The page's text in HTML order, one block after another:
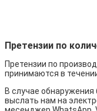
Претензии по
Претензии по
принимаются в
В случае
выслать нам на